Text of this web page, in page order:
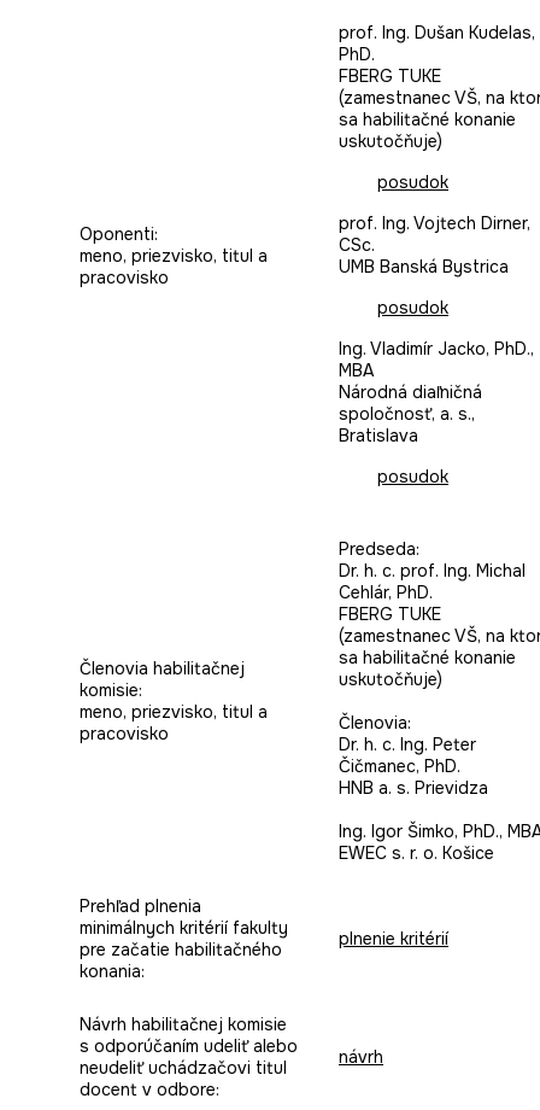
Oponenti:
meno, priezvisko, titul a
pracovisko
prof. Ing. Dušan Kudelas,
PhD.
FBERG TUKE
(zamestnanec VŠ, na
sa habilitačné konanie
uskutočňuje)
posudok
prof. Ing. Vojtech Dirner,
CSc.
UMB Banská Bystrica
posudok
Ing. Vladimír Jacko, PhD.,
MBA
Národná diaľničná
spoločnosť, a. s.,
Bratislava
posudok
Členovia habilitačnej
komisie:
meno, priezvisko, titul a
pracovisko
Predseda:
Dr. h. c. prof. Ing. Michal
Cehlár, PhD.
FBERG TUKE
(zamestnanec VŠ, na
sa habilitačné konanie
uskutočňuje)
Členovia:
Dr. h. c. Ing. Peter
Čičmanec, PhD.
HNB a. s. Prievidza
Ing. Igor Šimko, PhD.,
EWEC s. r. o. Košice
Prehľad plnenia
minimálnych kritérií fakulty
pre začatie habilitačného
konania:
plnenie kritérií
Návrh habilitačnej komisie
s odporúčaním udeliť alebo
neudeliť uchádzačovi titul
docent v odbore:
návrh